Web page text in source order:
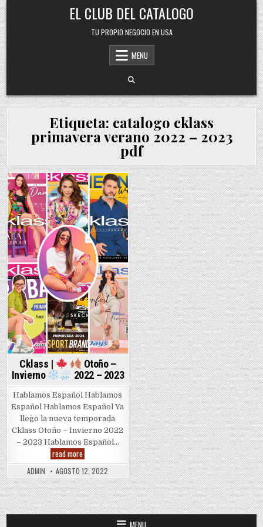
Skip
to
content
EL CLUB DEL CATALOGO
TU PROPIO NEGOCIO EN USA
MENU
Etiqueta: catalogo cklass
primavera verano 2022 – 2023
pdf
Posted
in
Cklass |
Otoño –
Invierno
2022 – 2023
Hablamos Español Hablamos
Español Hablamos Español Ya
llego la nueva temporada
Cklass Otoño – Invierno 2022
– 2023 Hablamos Español…
read more
|
Otoño
–
Invierno
ADMIN AGOSTO 12, 2022